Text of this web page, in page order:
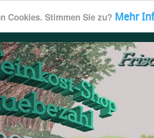
Cookies. Stimmen Sie zu? Mehr